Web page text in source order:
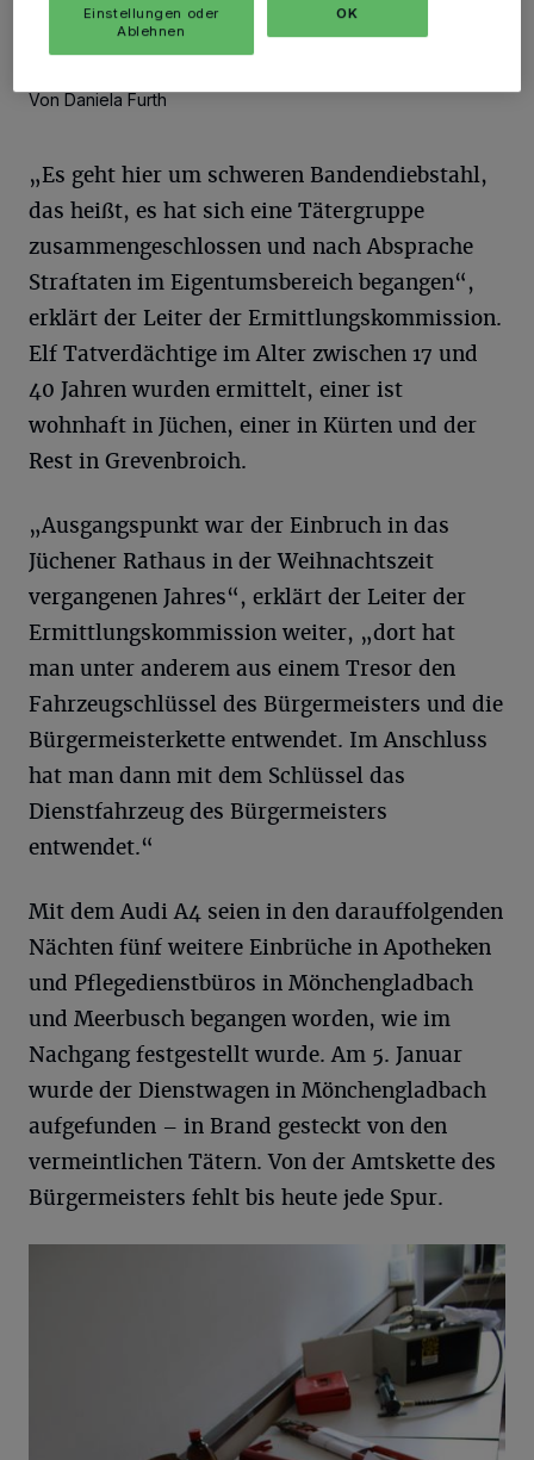
Von Daniela Furth
„Es geht hier um schweren Bandendiebstahl,
das heißt, es hat sich eine Tätergruppe
zusammengeschlossen und nach Absprache
Straftaten im Eigentumsbereich begangen“,
erklärt der Leiter der Ermittlungskommission.
Elf Tatverdächtige im Alter zwischen 17 und
40 Jahren wurden ermittelt, einer ist
wohnhaft in Jüchen, einer in Kürten und der
Rest in Grevenbroich.
„Ausgangspunkt war der Einbruch in das
Jüchener Rathaus in der Weihnachtszeit
vergangenen Jahres“, erklärt der Leiter der
Ermittlungskommission weiter, „dort hat
man unter anderem aus einem Tresor den
Fahrzeugschlüssel des Bürgermeisters und die
Bürgermeisterkette entwendet. Im Anschluss
hat man dann mit dem Schlüssel das
Dienstfahrzeug des Bürgermeisters
entwendet.“
Mit dem Audi A4 seien in den darauffolgenden
Nächten fünf weitere Einbrüche in Apotheken
und Pflegedienstbüros in Mönchengladbach
und Meerbusch begangen worden, wie im
Nachgang festgestellt wurde. Am 5. Januar
wurde der Dienstwagen in Mönchengladbach
aufgefunden – in Brand gesteckt von den
vermeintlichen Tätern. Von der Amtskette des
Bürgermeisters fehlt bis heute jede Spur.
Einstellungen oder
Ablehnen
OK